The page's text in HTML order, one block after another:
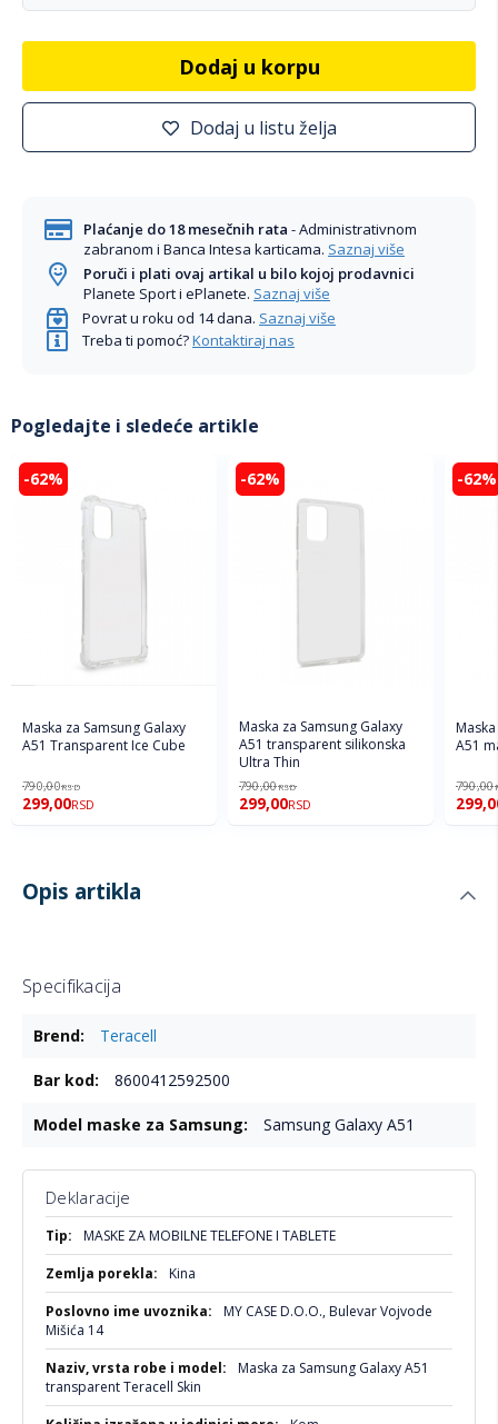
Dodaj u korpu
Dodaj u listu želja
Plaćanje do 18 mesečnih rata - Administrativnom
zabranom i Banca Intesa karticama. Saznaj više
Poruči i plati ovaj artikal u bilo kojoj prodavnici
Planete Sport i ePlanete. Saznaj više
Povrat u roku od 14 dana. Saznaj više
Treba ti pomoć?Kontaktiraj nas
Pogledajte i sledeće artikle
-62%
Maska za Samsung Galaxy
A51 Transparent Ice Cube
790,00RSD
299,00RSD
-62%
Maska za Samsung Galaxy
A51 transparent silikonska
Ultra Thin
790,00RSD
299,00RSD
-62%
A51
790,00
Opis artikla
Specifikacija
informacija Teracell
8600412592500
Samsung Galaxy A51
Deklaracije
Više
informacija
MASKE ZA MOBILNE TELEFONE I TABLETE
Kina
MY CASE D.O.O., Bulevar Vojvode
Mišića 14
Maska za Samsung Galaxy A51
transparent Teracell Skin